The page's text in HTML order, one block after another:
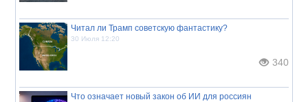
Читал ли Трамп советскую фантастику?
30 Июля 12:20
340
Что означает новый закон об ИИ для россиян